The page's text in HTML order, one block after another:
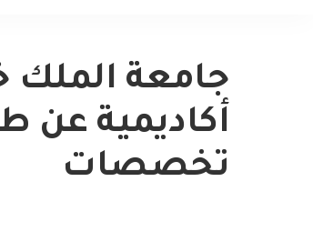
جامعة الملك
أكاديمية عن
تخصصات